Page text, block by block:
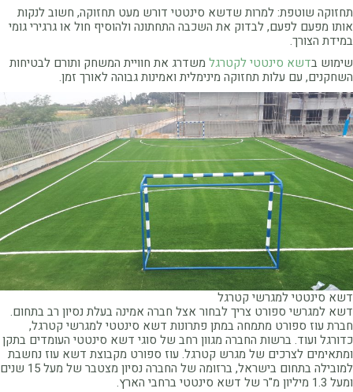
תחזוקה שוטפת: למרות שדשא סינטטי דורש מעט תחזוקה, חשוב לנקות
אותו מפעם לפעם, לבדוק את השכבה התחתונה ולהוסיף חול או גרגירי גומי
במידת הצורך.
שימוש בדשא סינטטי לקטרגל משדרג את חוויית המשחק ותורם לבטיחות
השחקנים, עם עלות תחזוקה מינימלית ואמינות גבוהה לאורך זמן.
דשא סינטטי למגרשי קטרגל
דשא למגרשי ספורט צריך לבחור אצל חברה אמינה בעלת נסיון רב בתחום.
חברת עוז ספורט מתמחה במתן פתרונות דשא סינטטי למגרשי קטרגל,
כדורגל ועוד. ברשות החברה מגוון רחב של סוגי דשא סינטטי העומדים בתקן
ומתאימים לצרכים של מגרש קטרגל. עוז ספורט מקבוצת דשא עוז נחשבת
למובילה בתחום בישראל, ברזומה של החברה נסיון מצטבר של מעל 15 שנים
ומעל 1.3 מיליון מ"ר של דשא סינטטי ברחבי הארץ.